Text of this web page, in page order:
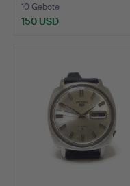
10 Gebote
150 USD